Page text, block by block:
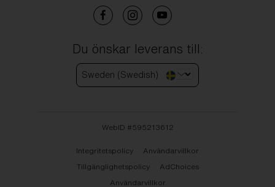
Du önskar leverans till:
Sweden (Swedish)
WebID #595213612
Integritetspolicy
Användarvillkor
Tillgänglighetspolicy
AdChoices
Användarvillkor